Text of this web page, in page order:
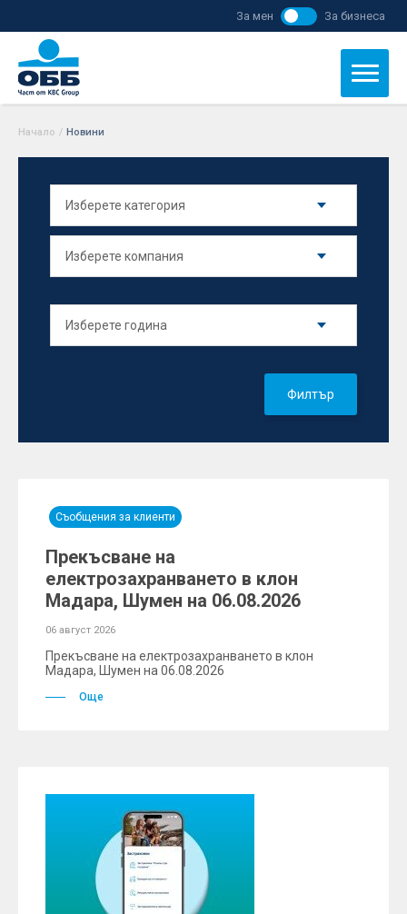
За мен За бизнеса
Начало / Новини
Филтър
Съобщения за клиенти
Прекъсване на
електрозахранването в клон
Мадара, Шумен на 06.08.2026
06 август 2026
Прекъсване на електрозахранването в клон
Мадара, Шумен на 06.08.2026
Още